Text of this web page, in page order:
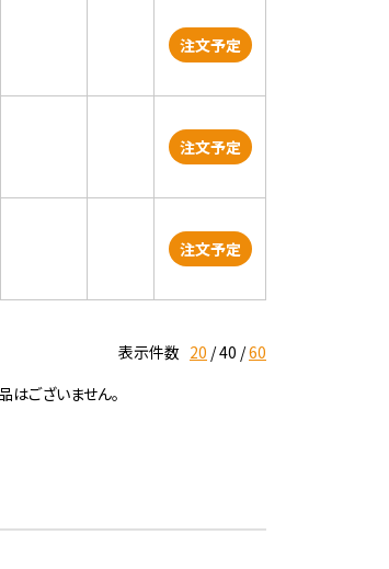
注文予定
注文予定
注文予定
表示件数 20 40 60
ございません。